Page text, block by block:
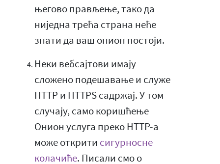
његово прављење, тако да
ниједна трећа страна неће
знати да ваш онион постоји.
Неки вебсајтови имају
сложено подешавање и служе
HTTP и HTTPS садржај. У том
случају, само коришћење
Онион услуга преко HTTP-а
може открити сигурносне
колачиће. Писали смо о